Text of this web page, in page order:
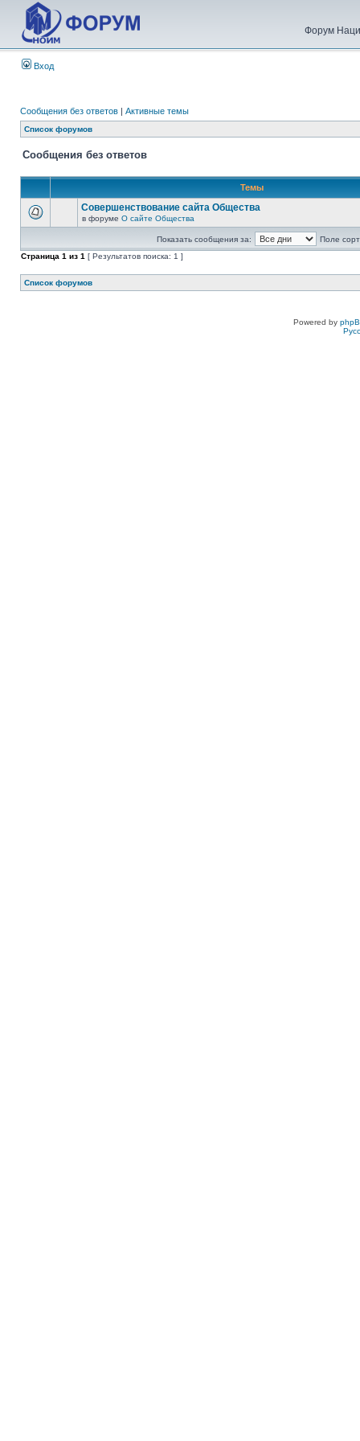
Форум
Вход
Сообщения без ответов | Активные темы
Список форумов
Сообщения без ответов
Темы
Совершенствование сайта Общества
в форуме О сайте Общества
Показать сообщения за:
Поле
Страница 1 из 1 [ Результатов поиска: 1 ]
Список форумов
Powered by